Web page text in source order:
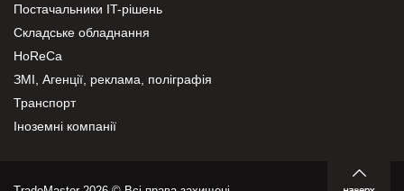
Постачальники IT-рішень
Складське обладнання
HoReCa
ЗМІ, Агенції, реклама, поліграфія
Транспорт
Іноземні компанії